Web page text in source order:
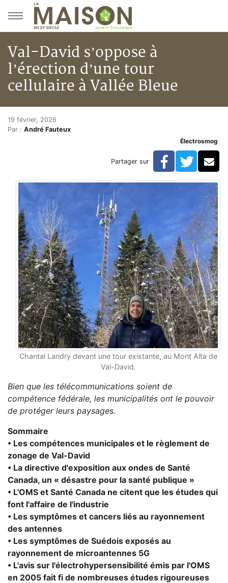
Aller au menu principal
Aller au contenu principal
Val-David s’oppose à
l’érection d’une tour
cellulaire à Vallée Bleue
Accueil
Articles
Val-David s’oppose à l’érection d’une tour cellulaire
Val-David s’oppose à
19 février, 2026
Par : André Fauteux
Électrosmog
Partager sur Facebook
Chantal Landry devant une tour existante, au Mont Alta de
Val-David.
Bien que les télécommunications soient de
compétence fédérale, les municipalités ont le pouvoir
de protéger leurs paysages.
Sommaire
• Les compétences municipales et le règlement de
zonage de Val-David
• La directive d'exposition aux ondes de Santé
Canada, un « désastre pour la santé publique »
• L'OMS et Santé Canada ne citent que les études qui
font l'affaire de l'industrie
• Les symptômes et cancers liés au rayonnement
des antennes
• Les symptômes de Suédois exposés au
rayonnement de microantennes 5G
• L'avis sur l'électrohypersensibilité émis par l'OMS
en 2005 fait fi de nombreuses études rigoureuses